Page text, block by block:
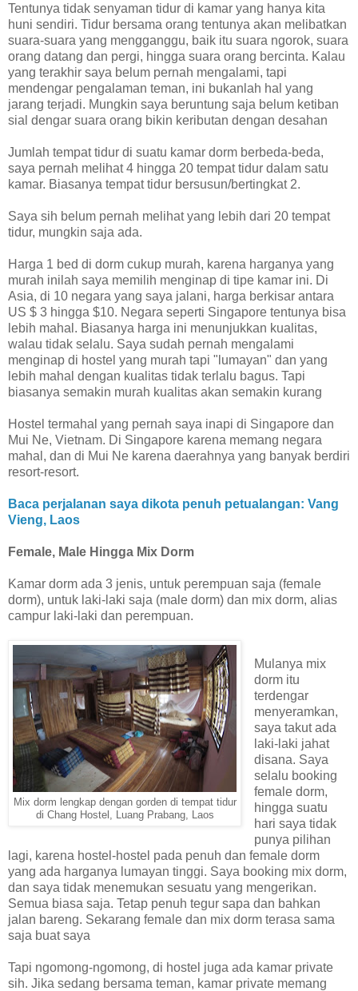
Tentunya tidak senyaman tidur di kamar yang hanya kita
huni sendiri. Tidur bersama orang tentunya akan melibatkan
suara-suara yang mengganggu, baik itu suara ngorok, suara
orang datang dan pergi, hingga suara orang bercinta. Kalau
yang terakhir saya belum pernah mengalami, tapi
mendengar pengalaman teman, ini bukanlah hal yang
jarang terjadi. Mungkin saya beruntung saja belum ketiban
sial dengar suara orang bikin keributan dengan desahan
Jumlah tempat tidur di suatu kamar dorm berbeda-beda,
saya pernah melihat 4 hingga 20 tempat tidur dalam satu
kamar. Biasanya tempat tidur bersusun/bertingkat 2.
Saya sih belum pernah melihat yang lebih dari 20 tempat
tidur, mungkin saja ada.
Harga 1 bed di dorm cukup murah, karena harganya yang
murah inilah saya memilih menginap di tipe kamar ini. Di
Asia, di 10 negara yang saya jalani, harga berkisar antara
US $ 3 hingga $10. Negara seperti Singapore tentunya bisa
lebih mahal. Biasanya harga ini menunjukkan kualitas,
walau tidak selalu. Saya sudah pernah mengalami
menginap di hostel yang murah tapi "lumayan" dan yang
lebih mahal dengan kualitas tidak terlalu bagus. Tapi
biasanya semakin murah kualitas akan semakin kurang
Hostel termahal yang pernah saya inapi di Singapore dan
Mui Ne, Vietnam. Di Singapore karena memang negara
mahal, dan di Mui Ne karena daerahnya yang banyak berdiri
resort-resort.
Baca perjalanan saya dikota penuh petualangan: Vang
Vieng, Laos
Female, Male Hingga Mix Dorm
Kamar dorm ada 3 jenis, untuk perempuan saja (female
dorm), untuk laki-laki saja (male dorm) dan mix dorm, alias
campur laki-laki dan perempuan.
Mix dorm lengkap dengan gorden di tempat tidur
di Chang Hostel, Luang Prabang, Laos
Mulanya mix
dorm itu
terdengar
menyeramkan,
saya takut ada
laki-laki jahat
disana. Saya
selalu booking
female dorm,
hingga suatu
hari saya tidak
punya pilihan
lagi, karena hostel-hostel pada penuh dan female dorm
yang ada harganya lumayan tinggi. Saya booking mix dorm,
dan saya tidak menemukan sesuatu yang mengerikan.
Semua biasa saja. Tetap penuh tegur sapa dan bahkan
jalan bareng. Sekarang female dan mix dorm terasa sama
saja buat saya
Tapi ngomong-ngomong, di hostel juga ada kamar private
sih. Jika sedang bersama teman, kamar private memang